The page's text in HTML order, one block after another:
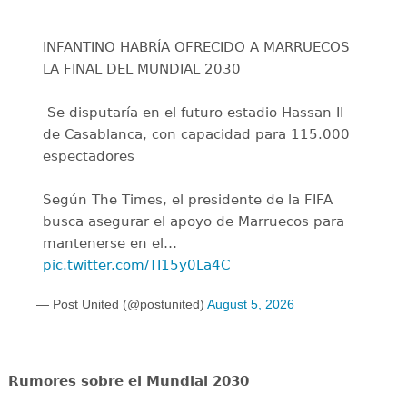
INFANTINO HABRÍA OFRECIDO A MARRUECOS
LA FINAL DEL MUNDIAL 2030
️ Se disputaría en el futuro estadio Hassan II
de Casablanca, con capacidad para 115.000
espectadores
Según The Times, el presidente de la FIFA
busca asegurar el apoyo de Marruecos para
mantenerse en el…
pic.twitter.com/TI15y0La4C
— Post United (@postunited) August 5, 2026
Rumores sobre el Mundial 2030